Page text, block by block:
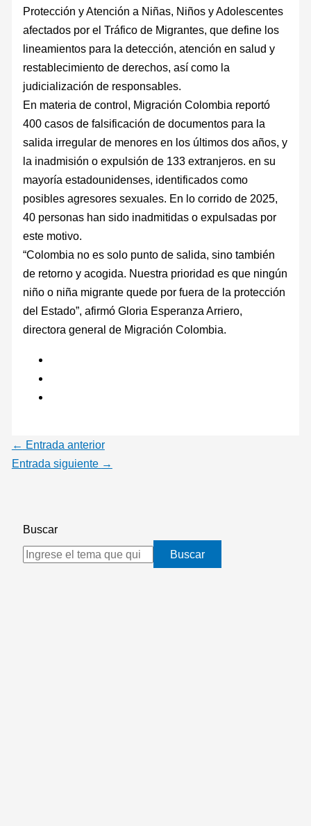
Protección y Atención a Niñas, Niños y Adolescentes
afectados por el Tráfico de Migrantes, que define los
lineamientos para la detección, atención en salud y
restablecimiento de derechos, así como la
judicialización de responsables.
En materia de control, Migración Colombia reportó
400 casos de falsificación de documentos para la
salida irregular de menores en los últimos dos años, y
la inadmisión o expulsión de 133 extranjeros. en su
mayoría estadounidenses, identificados como
posibles agresores sexuales. En lo corrido de 2025,
40 personas han sido inadmitidas o expulsadas por
este motivo.
“Colombia no es solo punto de salida, sino también
de retorno y acogida. Nuestra prioridad es que ningún
niño o niña migrante quede por fuera de la protección
del Estado”, afirmó Gloria Esperanza Arriero,
directora general de Migración Colombia.
← Entrada anterior
Entrada siguiente →
Buscar
Buscar